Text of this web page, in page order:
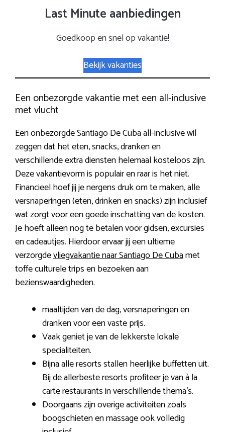
Last Minute aanbiedingen
Goedkoop en snel op vakantie!
Bekijk vakanties
Een onbezorgde vakantie met een all-inclusive
met vlucht
Een onbezorgde Santiago De Cuba all-inclusive wil
zeggen dat het eten, snacks, dranken en
verschillende extra diensten helemaal kosteloos zijn.
Deze vakantievorm is populair en raar is het niet.
Financieel hoef jij je nergens druk om te maken, alle
versnaperingen (eten, drinken en snacks) zijn inclusief
wat zorgt voor een goede inschatting van de kosten.
Je hoeft alleen nog te betalen voor gidsen, excursies
en cadeautjes. Hierdoor ervaar jij een ultieme
verzorgdevliegvakantie naar Santiago De Cubamet
toffe culturele trips en bezoeken aan
bezienswaardigheden.
maaltijden van de dag, versnaperingen en
dranken voor een vaste prijs.
Vaak geniet je van de lekkerste lokale
specialiteiten.
Bijna alle resorts stallen heerlijke buffetten uit.
Bij de allerbeste resorts profiteer je van à la
carte restaurants in verschillende thema’s.
Doorgaans zijn overige activiteiten zoals
boogschieten en massage ook volledig